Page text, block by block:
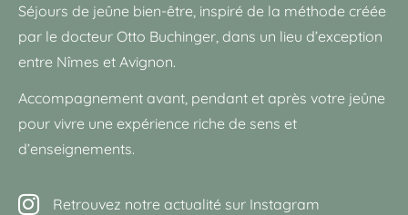
Séjours de jeûne bien-être, inspiré de la méthode créée
par le docteur Otto Buchinger, dans un lieu d’exception
entre Nîmes et Avignon.
Accompagnement avant, pendant et après votre jeûne
pour vivre une expérience riche de sens et
d’enseignements.
Retrouvez notre actualité sur Instagram